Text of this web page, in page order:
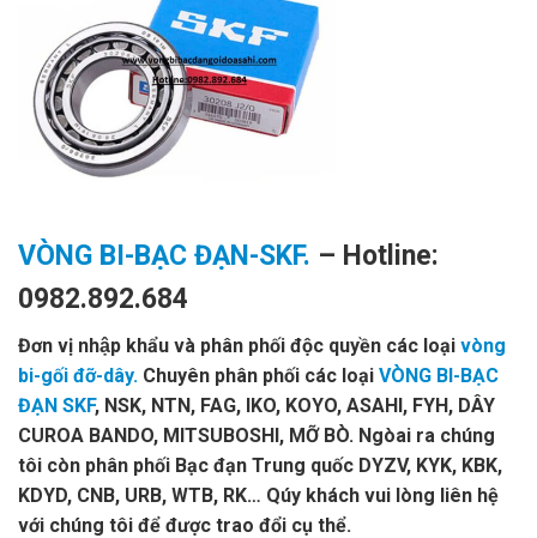
VÒNG BI-BẠC ĐẠN-SKF. – Hotline:
0982.892.684
Đơn vị nhập khẩu và phân phối độc quyền các loại vòng
bi-gối đỡ-dây. Chuyên phân phối các loại VÒNG BI-BẠC
ĐẠN SKF, NSK, NTN, FAG, IKO, KOYO, ASAHI, FYH, DÂY
CUROA BANDO, MITSUBOSHI, MỠ BÒ. Ngòai ra chúng
tôi còn phân phối Bạc đạn Trung quốc DYZV, KYK, KBK,
KDYD, CNB, URB, WTB, RK… Qúy khách vui lòng liên hệ
với chúng tôi để được trao đổi cụ thể.